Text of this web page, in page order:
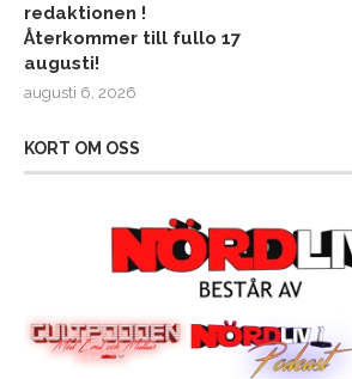
redaktionen !
Återkommer till fullo 17
augusti!
augusti 6, 2026
KORT OM OSS